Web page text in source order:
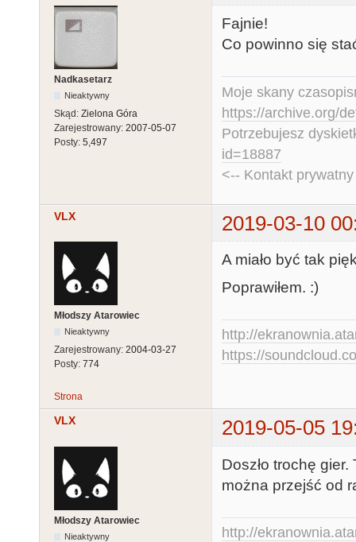
Nadkasetarz
Nieaktywny
Skąd: Zielona Góra
Zarejestrowany: 2007-05-07
Posty: 5,497
Fajnie!
Co powinno się
Moje skany
https://archive.org/
Potrzebujesz
id=18887
<-- Kontakt
VLX 2019-03-10
Młodszy Atarowiec
Nieaktywny
Zarejestrowany: 2004-03-27
Posty: 774
A miało być tak
Poprawiłem. :)
http://
https://
Strona
VLX 2019-05-05
Młodszy Atarowiec
Nieaktywny
Doszło trochę
można przejść od
http://